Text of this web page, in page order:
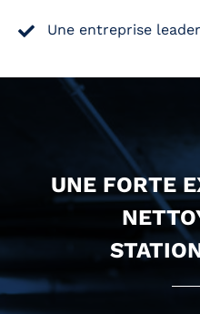
Une entreprise
UNE FORTE